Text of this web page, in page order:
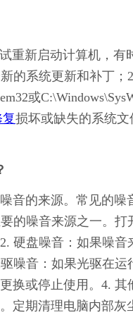
重新启动计算机，
的系统更新和补丁
或
损坏或缺失的系统
音的来源。常见的
的噪音来源之一。
硬盘噪音：如果噪
噪音：如果光驱在
换或停止使用。4.
定期清理电脑内部